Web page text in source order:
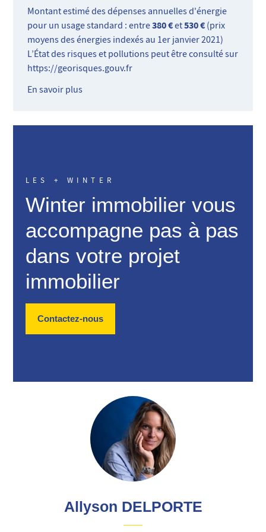
Montant estimé des dépenses annuelles d'énergie
pour un usage standard : entre380 €et530 € (prix
moyens des énergies indexés au 1er janvier 2021)
L’État des risques et pollutions peut être consulté sur
https://georisques.gouv.fr
En savoir plus
LES + WINTER
Winter immobilier vous
accompagne pas à pas
dans votre projet
immobilier
Contactez-nous
Allyson DELPORTE